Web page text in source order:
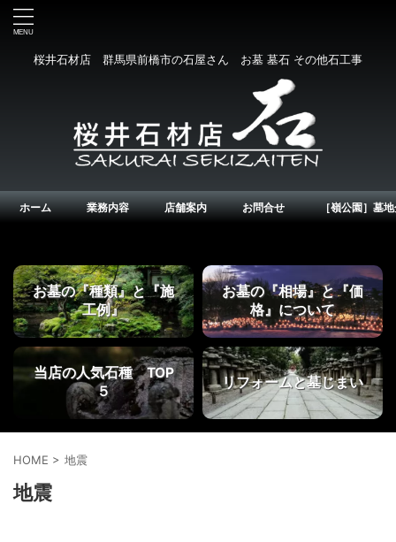
桜井石材店 群馬県前橋市の石屋さん お墓 墓石 その他石工事
ホーム 業務内容 店舗案内 お問合せ ［嶺公園］墓
お墓の『種類』と『施
工例』
お墓の『相場』と『価
格』について
当店の人気石種 TOP
５
リフォームと墓じまい
HOME > 地震
地震